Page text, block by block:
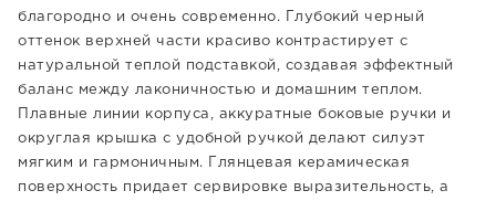
благородно и очень современно. Глубокий черный
оттенок верхней части красиво контрастирует с
натуральной теплой подставкой, создавая эффектный
баланс между лаконичностью и домашним теплом.
Плавные линии корпуса, аккуратные боковые ручки и
округлая крышка с удобной ручкой делают силуэт
мягким и гармоничным. Глянцевая керамическая
поверхность придает сервировке выразительность, а